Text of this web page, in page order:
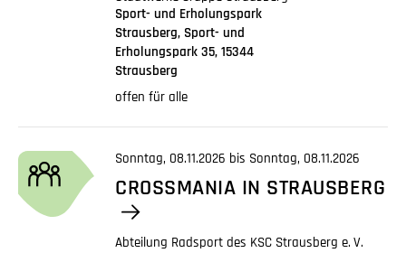
Sport- und Erholungspark
Strausberg, Sport- und
Erholungspark 35, 15344
Strausberg
offen für alle
Sonntag, 08.11.2026 bis Sonntag, 08.11.2026
CROSSMANIA IN STRAUSBERG
Abteilung Radsport des KSC Strausberge. V.